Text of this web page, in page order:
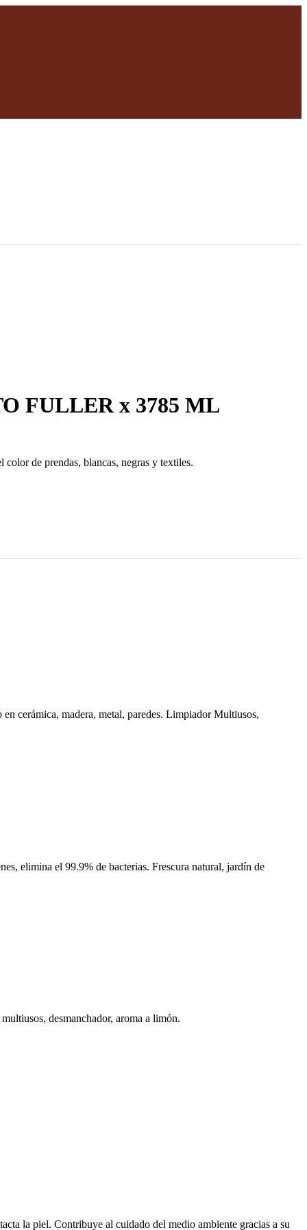
FULLER x 3785 ML
color de prendas, blancas, negras y textiles.
cerámica, madera, metal, paredes. Limpiador Multiusos,
elimina el 99.9% de bacterias. Frescura natural, jardín de
desmanchador, aroma a limón.
la piel. Contribuye al cuidado del medio ambiente gracias a su